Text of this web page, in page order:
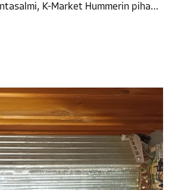
K-Market Hummerin piha…